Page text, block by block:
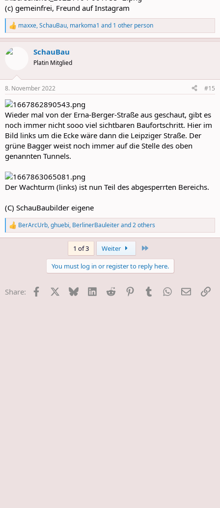
(c) gemeinfrei, Freund auf Instagram
R
e
a
c
s
:
maxxe,SchauBau, markoma1 and 1 other person
SchauBau
Platin Mitglied
8. November 2022 #15
Wieder mal von der Erna-Berger-Straße aus geschaut, gibt es
noch immer nicht sooo viel sichtbaren Baufortschritt. Hier im
Bild links um die Ecke wäre dann die Leipziger Straße. Der
grüne Bagger weist noch immer auf die Stelle des oben
genannten Tunnels.
Der Wachturm (links) ist nun Teil des abgesperrten Bereichs.
(C) SchauBaubilder eigene
R
e
s
BerArcUrb,ghuebi, BerlinerBauleiterand 2 others
1 of 3 Weiter
You must log in or register to reply here.
Share: Facebook Bluesky LinkedInReddit PinterestTumblrWhatsApp
E-Mail